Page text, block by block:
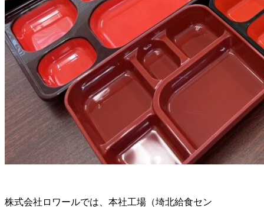
株式会社ロワールでは、本社工場（埼北給食セン